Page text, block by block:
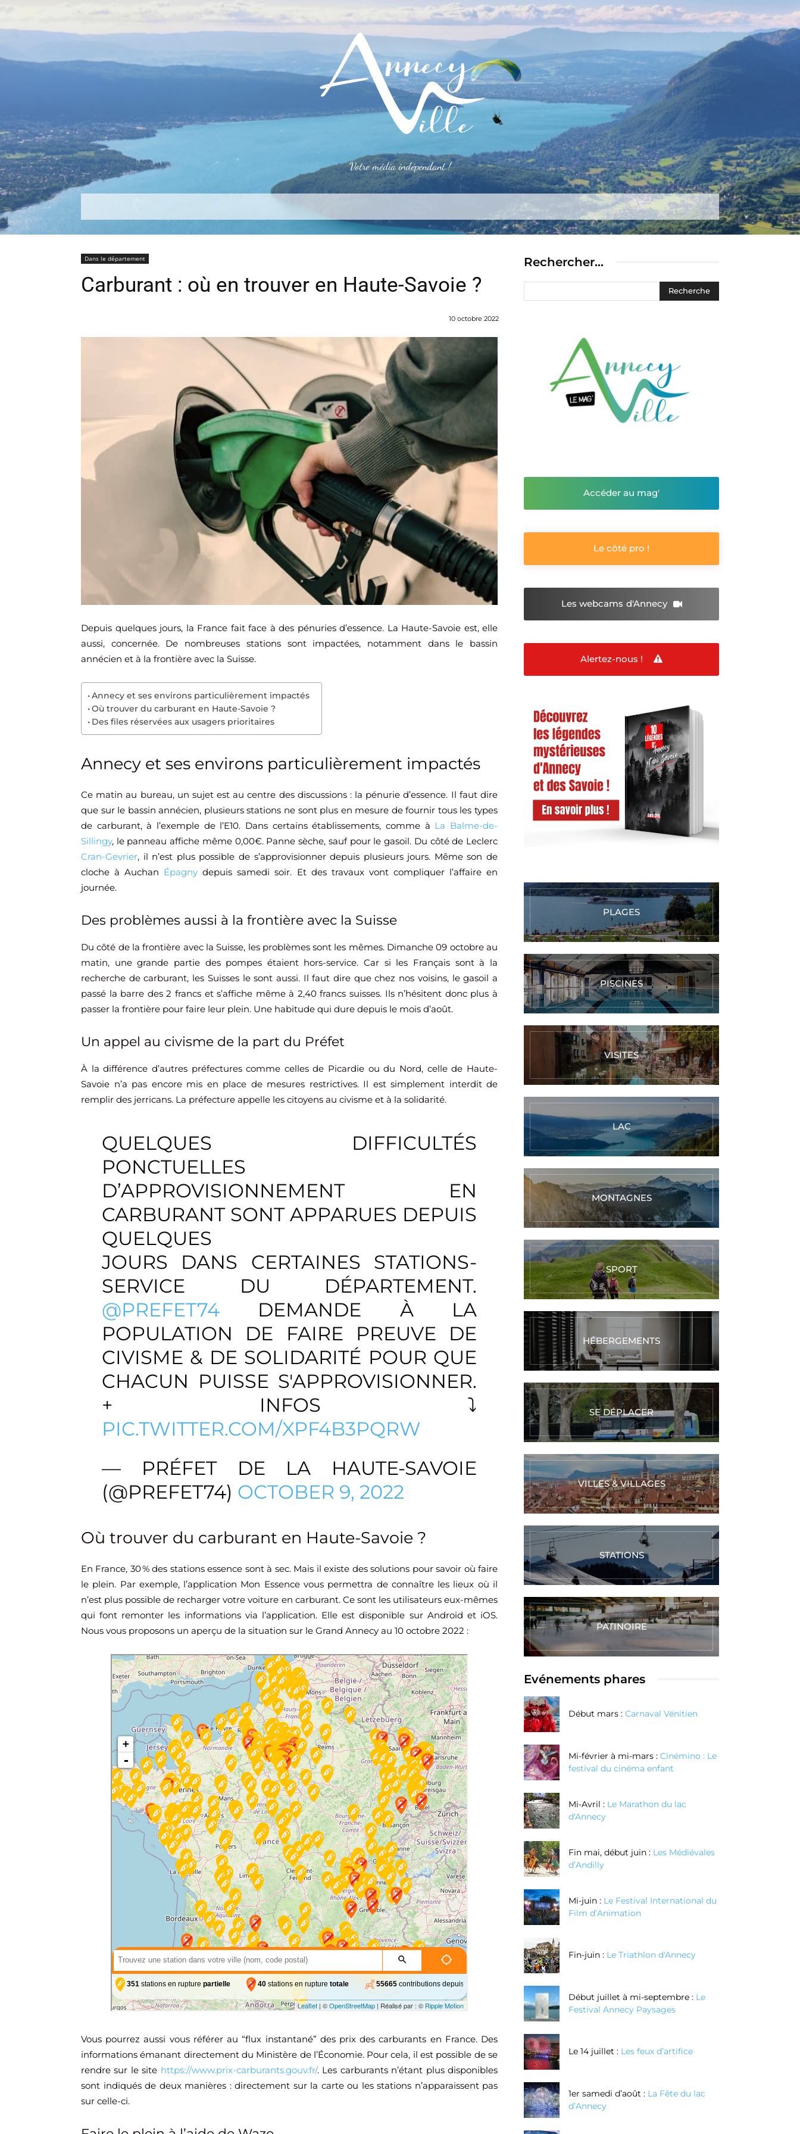
Votre média indépendant !
Alertez-nous Plus
Dans le département
Carburant : où en trouver en Haute-Savoie ?
10 octobre 2022
Depuis quelques jours, la France fait face à des pénuries d’essence. La Haute-Savoie est, elle
aussi, concernée. De nombreuses stations sont impactées, notamment dans le bassin
annécien et à la frontière avec la Suisse.
Annecy et ses environs particulièrement impactés
Où trouver du carburant en Haute-Savoie ?
Des files réservées aux usagers prioritaires
Annecy et ses environs particulièrement impactés
Ce matin au bureau, un sujet est au centre des discussions : la pénurie d’essence. Il faut dire
que sur le bassin annécien, plusieurs stations ne sont plus en mesure de fournir tous les types
de carburant, à l’exemple de l’E10. Dans certains établissements, comme à La Balme-de-
Sillingy, le panneau affiche même 0,00€. Panne sèche, sauf pour le gasoil. Du côté de Leclerc
Cran-Gevrier, il n’est plus possible de s’approvisionner depuis plusieurs jours. Même son de
cloche à Auchan Épagny depuis samedi soir. Et des travaux vont compliquer l’affaire en
journée.
Des problèmes aussi à la frontière avec la Suisse
Du côté de la frontière avec la Suisse, les problèmes sont les mêmes. Dimanche 09 octobre au
matin, une grande partie des pompes étaient hors-service. Car si les Français sont à la
recherche de carburant, les Suisses le sont aussi. Il faut dire que chez nos voisins, le gasoil a
passé la barre des 2 francs et s’affiche même à 2,40 francs suisses. Ils n’hésitent donc plus à
passer la frontière pour faire leur plein. Une habitude qui dure depuis le mois d’août.
Un appel au civisme de la part du Préfet
À la différence d’autres préfectures comme celles de Picardie ou du Nord, celle de Haute-
Savoie n’a pas encore mis en place de mesures restrictives. Il est simplement interdit de
remplir des jerricans. La préfecture appelle les citoyens au civisme et à la solidarité.
QUELQUES DIFFICULTÉS
PONCTUELLES
D’APPROVISIONNEMENT EN
CARBURANT SONT APPARUES DEPUIS
QUELQUES
JOURS DANS CERTAINES STATIONS-
SERVICE DU DÉPARTEMENT.
@PREFET74 DEMANDE À LA
POPULATION DE FAIRE PREUVE DE
CIVISME & DE SOLIDARITÉ POUR QUE
CHACUN PUISSE S'APPROVISIONNER.
+ INFOS ⤵️
PIC.TWITTER.COM/XPF4B3PQRW
— PRÉFET DE LA HAUTE-SAVOIE
(@PREFET74) OCTOBER 9, 2022
Où trouver du carburant en Haute-Savoie ?
En France, 30 % des stations essence sont à sec. Mais il existe des solutions pour savoir où faire
le plein. Par exemple, l’application Mon Essence vous permettra de connaître les lieux où il
n’est plus possible de recharger votre voiture en carburant. Ce sont les utilisateurs eux-mêmes
qui font remonter les informations via l’application. Elle est disponible sur Androïd et iOS.
Nous vous proposons un aperçu de la situation sur le Grand Annecy au 10 octobre 2022 :
Vous pourrez aussi vous référer au “flux instantané” des prix des carburants en France. Des
informations émanant directement du Ministère de l’Économie. Pour cela, il est possible de se
rendre sur le site https://www.prix-carburants.gouv.fr/. Les carburants n’étant plus disponibles
sont indiqués de deux manières : directement sur la carte ou les stations n’apparaissent pas
sur celle-ci.
Rechercher…
Accéder au mag'
Le côté pro !
Les webcams d'Annecy
Alertez-nous !
PLAGES
PISCINES
VISITES
LAC
MONTAGNES
SPORT
HÉBERGEMENTS
SE DÉPLACER
VILLES & VILLAGES
STATIONS
PATINOIRE
Evénements phares
Début mars : Carnaval Vénitien
Mi-février à mi-mars : Cinémino : Le
festival du cinéma enfant
Mi-Avril : Le Marathon du lac
d'Annecy
Fin mai, début juin : Les Médiévales
d’Andilly
Mi-juin : Le Festival International du
Film d’Animation
Fin-juin : Le Triathlon d'Annecy
Début juillet à mi-septembre : Le
Festival Annecy Paysages
Le 14 juillet : Les feux d’artifice
1er samedi d’août : La Fête du lac
d’Annecy